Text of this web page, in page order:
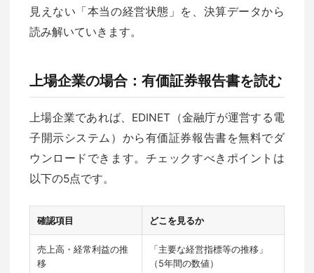
見えない「本当の経営状態」を、決算データから
読み解いていきます。
上場企業の場合：有価証券報告書を読む
上場企業であれば、EDINET（金融庁が運営する電
子開示システム）から有価証券報告書を無料でダ
ウンロードできます。チェックすべきポイントは
以下の5点です。
確認項目 どこを見るか
売上高・経常利益の推
移
「主要な経営指標等の推移」
（5年間の数値）